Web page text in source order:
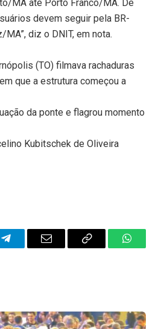
MA até Porto Franco/MA. De
devem seguir pela BR-
diz o DNIT, em nota.
(TO) filmava rachaduras
que a estrutura começou a
da ponte e flagrou momento
Kubitschek de Oliveira
TelegramEmail
Copy